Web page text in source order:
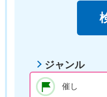
ジャンル
催し